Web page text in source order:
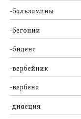
бальзамины
бегонии
биденс
вербейник
вербена
диасция